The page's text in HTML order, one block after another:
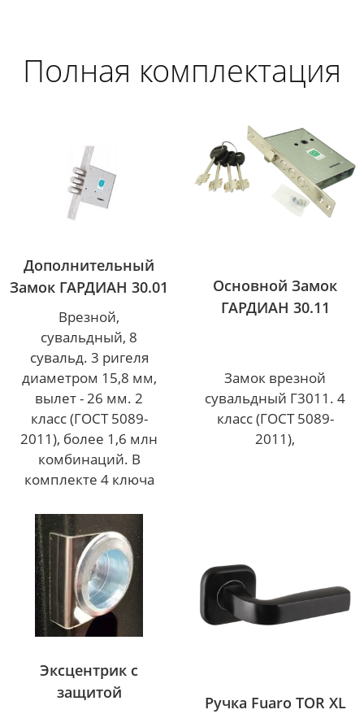
Полная комплектация
Дополнительный
Замок ГАРДИАН 30.01
Врезной,
сувальдный, 8
сувальд. 3 ригеля
диаметром 15,8 мм,
вылет - 26 мм. 2
класс (ГОСТ 5089-
2011), более 1,6 млн
комбинаций. В
комплекте 4 ключа
Основной Замок
ГАРДИАН 30.11
Замок врезной
сувальдный Г3011. 4
класс (ГОСТ 5089-
2011),
Эксцентрик с
защитой
Ручка Fuaro TOR XL